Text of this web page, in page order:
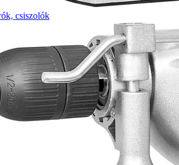
csiszolók